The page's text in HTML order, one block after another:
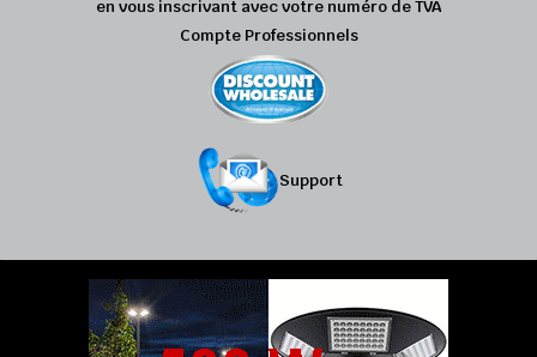
en vous inscrivant avec votre numéro de TVA
Compte Professionnels
Support